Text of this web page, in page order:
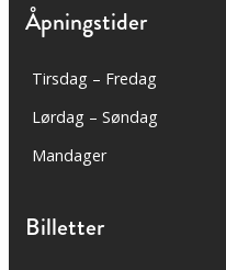
Åpningstider
Tirsdag – Fredag
Lørdag – Søndag
Mandager
Billetter